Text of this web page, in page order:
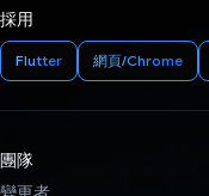
採用
Flutter 網頁/Chrome
團隊